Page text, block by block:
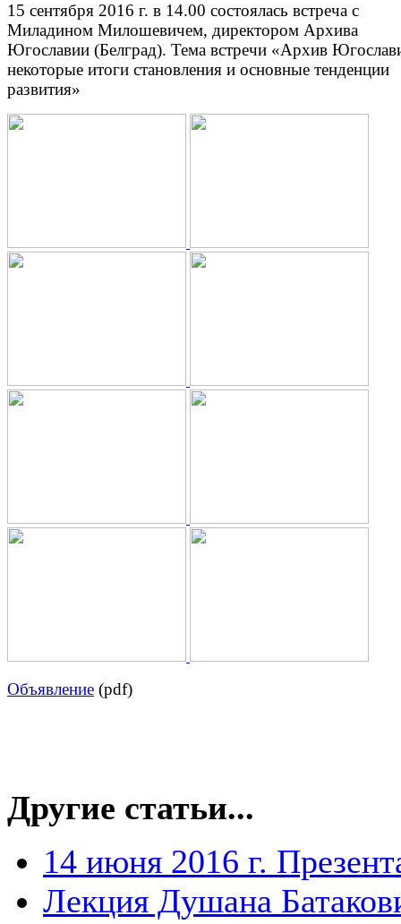
15 сентября 2016 г. в 14.00 состоялась встреча с
Миладином Милошевичем, директором Архива
Югославии (Белград). Тема встречи «Архив
некоторые итоги становления и основные тенденции
развития»
Объявление (pdf)
Другие статьи...
14 июня 2016 г.
Лекция Душана